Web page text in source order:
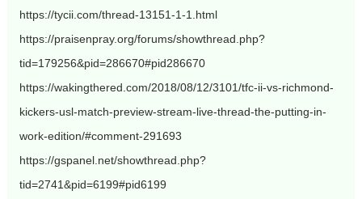
https://tycii.com/thread-13151-1-1.html
https://praisenpray.org/forums/showthread.php?
tid=179256&pid=286670#pid286670
https://wakingthered.com/2018/08/12/3101/tfc-ii-vs-richmond-
kickers-usl-match-preview-stream-live-thread-the-putting-in-
work-edition/#comment-291693
https://gspanel.net/showthread.php?
tid=2741&pid=6199#pid6199